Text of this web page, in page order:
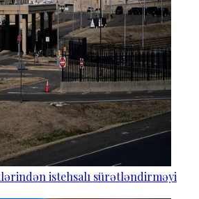
istehsalı sürətləndirməyi